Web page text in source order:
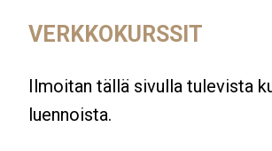
VERKKOKURSSIT
Ilmoitan tällä sivulla tulevista
luennoista.